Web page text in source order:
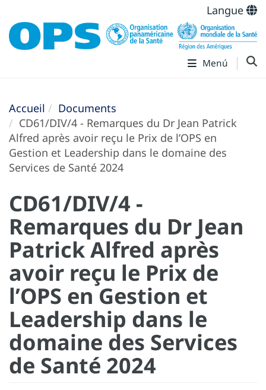
Langue
Menú
Accueil
Documents
CD61/DIV/4 - Remarques du Dr Jean Patrick
Alfred après avoir reçu le Prix de l’OPS en
Gestion et Leadership dans le domaine des
Services de Santé 2024
CD61/DIV/4 -
Remarques du Dr Jean
Patrick Alfred après
avoir reçu le Prix de
l’OPS en Gestion et
Leadership dans le
domaine des Services
de Santé 2024